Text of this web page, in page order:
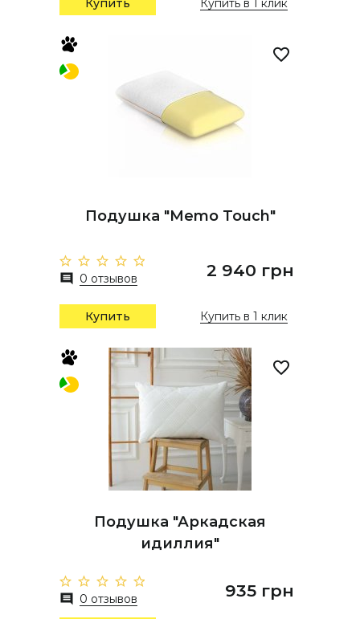
Купить Купить в 1 клик
Подушка "Memo Touch"
0 отзывов 2 940 грн
Купить Купить в 1 клик
Подушка "Аркадская
идиллия"
0 отзывов 935 грн